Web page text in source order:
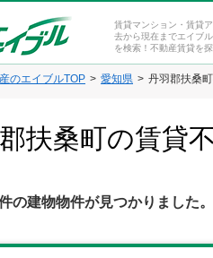
賃貸マンション・賃貸
去から現在までエイブ
を検索！不動産賃貸を
のエイブルTOP 愛知県 丹羽郡扶桑
扶桑町の賃貸
の建物物件が見つかりました。